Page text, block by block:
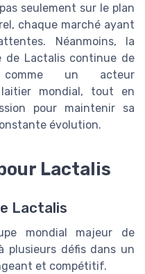
seulement sur le plan
chaque marché ayant
Néanmoins, la
de Lactalis continue de
comme un acteur
mondial, tout en
pour maintenir sa
évolution.
Lactalis
Lactalis
mondial majeur de
défis dans un
et compétitif.